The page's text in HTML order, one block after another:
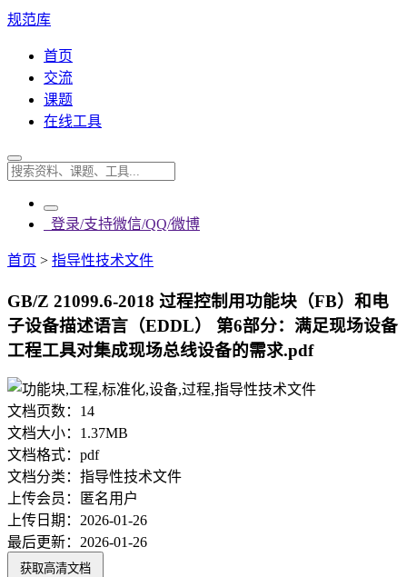
规范库
首页
交流
课题
在线工具
登录/支持微信/QQ/微博
首页 > 指导性技术文件
GB/Z 21099.6-2018 过程控制用功能块（FB）和电
子设备描述语言（EDDL） 第6部分：满足现场设备
工程工具对集成现场总线设备的需求.pdf
文档页数： 14
文档大小： 1.37MB
文档格式： pdf
文档分类： 指导性技术文件
上传会员：
匿名用户
上传日期： 2026-01-26
最后更新： 2026-01-26
获取高清文档